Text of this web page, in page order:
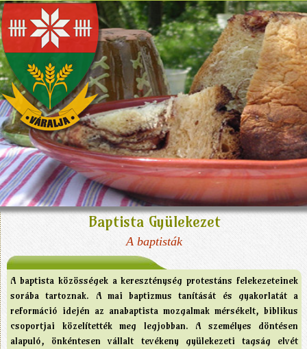
Baptista Gyülekezet
A baptisták
A baptista közösségek a kereszténység protestáns felekezeteinek
sorába tartoznak. A mai baptizmus tanítását és gyakorlatát a
reformáció idején az anabaptista mozgalmak mérsékelt, biblikus
csoportjai közelítették meg legjobban. A személyes döntésen
alapuló, önkéntesen vállalt tevékeny gyülekezeti tagság elvét